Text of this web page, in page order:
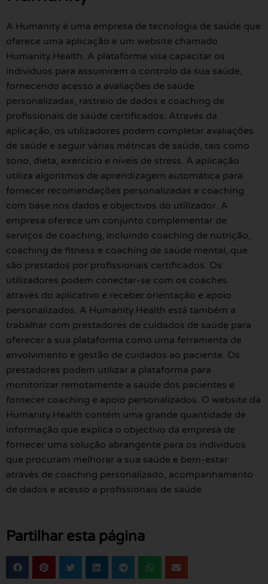
A Humanity é uma empresa de tecnologia de saúde que
oferece uma aplicação e um website chamado
Humanity.Health. A plataforma visa capacitar os
indivíduos para assumirem o controlo da sua saúde,
fornecendo acesso a avaliações de saúde
personalizadas, rastreio de dados e coaching de
profissionais de saúde certificados. Através da
aplicação, os utilizadores podem completar avaliações
de saúde e seguir várias métricas de saúde, tais como
sono, dieta, exercício e níveis de stress. A aplicação
utiliza algoritmos de aprendizagem automática para
fornecer recomendações personalizadas e coaching
com base nos dados e objectivos do utilizador. A
empresa oferece um conjunto complementar de
serviços de coaching, incluindo coaching de nutrição,
coaching de fitness e coaching de saúde mental, que
são prestados por profissionais certificados. Os
utilizadores podem conectar-se com os coaches
através do aplicativo e receber orientação e apoio
personalizados. A Humanity.Health está também a
trabalhar com prestadores de cuidados de saúde para
oferecer a sua plataforma como uma ferramenta de
envolvimento e gestão de cuidados ao paciente. Os
prestadores podem utilizar a plataforma para
monitorizar remotamente a saúde dos pacientes e
fornecer coaching e apoio personalizados. O website da
Humanity.Health contém uma grande quantidade de
informação que explica o objectivo da empresa de
fornecer uma solução abrangente para os indivíduos
que procuram melhorar a sua saúde e bem-estar
através de coaching personalizado, acompanhamento
de dados e acesso a profissionais de saúde.
Partilhar esta página